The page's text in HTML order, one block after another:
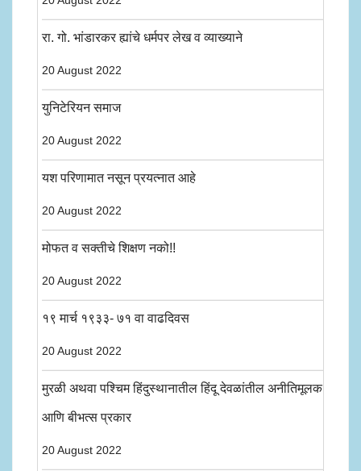
रा. गो. भांडारकर ह्यांचे धर्मपर लेख व व्याख्याने
20 August 2022
युनिटेरियन समाज
20 August 2022
यश परिणामात नसून प्रयत्नात आहे
20 August 2022
मोफत व सक्तीचे शिक्षण नको!!
20 August 2022
१९ मार्च १९३३- ७१ वा वाढदिवस
20 August 2022
मुरळी अथवा पश्चिम हिंदुस्थानातील हिंदू देवळांतील अनीतिमूलक
आणि बीभत्स प्रकार
20 August 2022